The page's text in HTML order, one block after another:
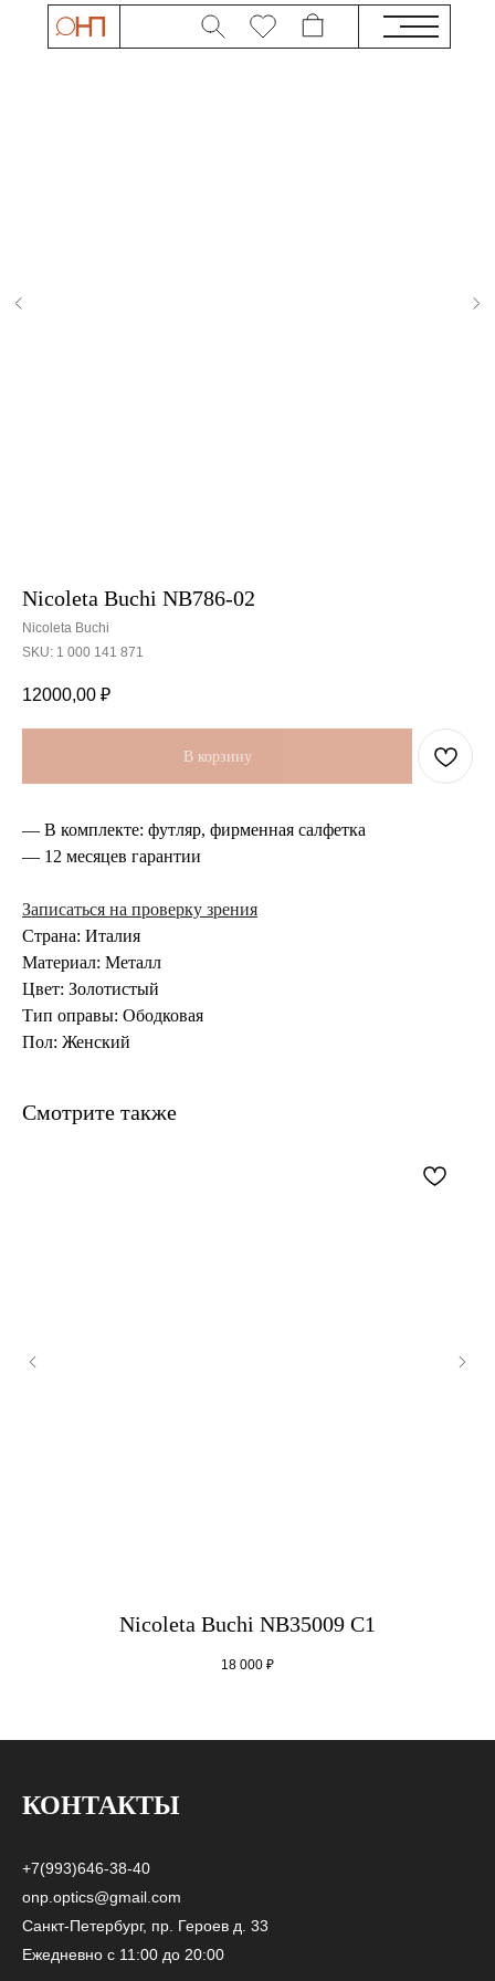
Nicoleta Buchi NB786-02
Nicoleta Buchi
SKU: 1 000 141 871
12000,00 ₽
В корзину
— В комплекте: футляр, фирменная салфетка
— 12 месяцев гарантии
Записаться на проверку зрения
Страна: Италия
Материал: Металл
Цвет: Золотистый
Тип оправы: Ободковая
Пол: Женский
Смотрите также
Nicoleta Buchi NB35009 C1
18 000 ₽
КОНТАКТЫ
+7(993)646-38-40
onp.optics@gmail.com
Санкт-Петербург, пр. Героев д. 33
Ежедневно с 11:00 до 20:00